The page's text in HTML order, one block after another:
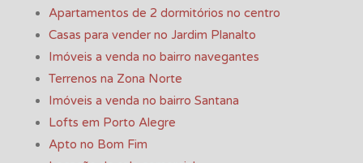
Apartamentos de 2 dormitórios no centro
Casas para vender no Jardim Planalto
Imóveis a venda no bairro navegantes
Terrenos na Zona Norte
Imóveis a venda no bairro Santana
Lofts em Porto Alegre
Apto no Bom Fim